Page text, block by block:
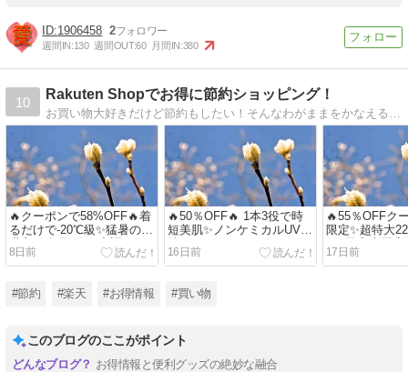
1906458 2
週間IN:130 週間OUT:60 月間IN:380
10
Rakuten Shopでお得に節約ショッピング！
🔥クーポンで58%OFF🔥着
るだけで-20℃級✨猛暑の救
世主！楽天1位の空調ウェ
アフルセット🎐
8日前
🔥50％OFF🔥 1本3役で時
短美肌✨ノンケミカルUV下
16日前
🔥55％OFFク
限定✨超特大
ぎ5尾😍専門
ご自宅で！
17日前
#節約 #楽天 #お得情報 #買い物
このブログのここがポイント
お得情報と便利グッズの絶妙な融合